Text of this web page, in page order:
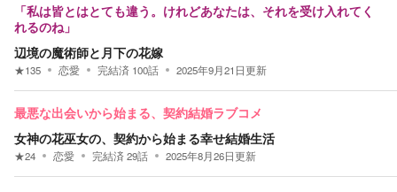
「私は皆とはとても違う。けれどあなたは、それを受け入れてく
れるのね」
辺境の魔術師と月下の花嫁
★135 恋愛 完結済 100話 2025年9月21日更新
最悪な出会いから始まる、契約結婚ラブコメ
女神の花巫女の、契約から始まる幸せ結婚生活
★24 恋愛 完結済29話 2025年8月26日更新